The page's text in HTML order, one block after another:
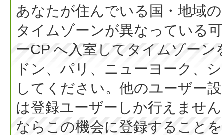
あなたが住んでいる国・地域
タイムゾーンが異なっている
ーCP へ入室してタイムゾー
ドン、パリ、ニューヨーク、
してください。他のユーザー
は登録ユーザーしか行えませ
ならこの機会に登録すること